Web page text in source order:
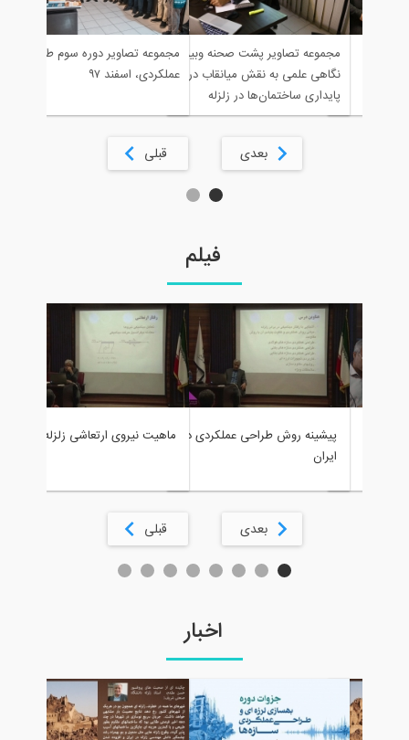
مجموعه تصاویر پشت صحنه وبینار
نگاهی علمی به نقش میانقاب در
پایداری ساختمان‌ها در زلزله
کرمانشاه
مجموعه تصاویر دوره سوم طراحی
عملکردی، اسفند ۹۷
مجموعه
طراحی
بعدی
پیشینه روش طراحی عملکردی در ماهیت نیروی ارتعاشی زلزله
بعدی
اخبار